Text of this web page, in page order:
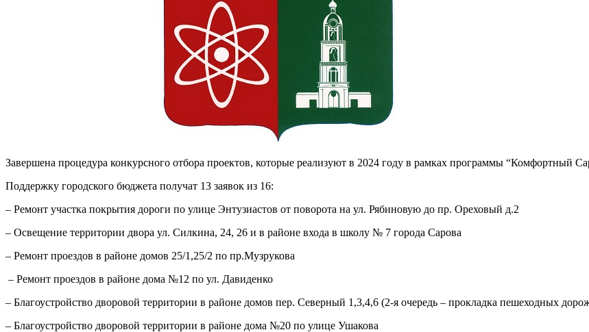
Завершена процедура конкурсного отбора проектов, которые реализуют в 2024 году в рамках программы “Комфортный
Поддержку городского бюджета получат 13 заявок из 16:
– Ремонт участка покрытия дороги по улице Энтузиастов от поворота на ул. Рябиновую до пр. Ореховый д.2
– Освещение территории двора ул. Силкина, 24, 26 и в районе входа в школу № 7 города Сарова
– Ремонт проездов в районе домов 25/1,25/2 по пр.Музрукова
– Ремонт проездов в районе дома №12 по ул. Давиденко
– Благоустройство дворовой территории в районе домов пер. Северный 1,3,4,6 (2-я очередь – прокладка пешеходных
– Благоустройство дворовой территории в районе дома №20 по улице Ушакова